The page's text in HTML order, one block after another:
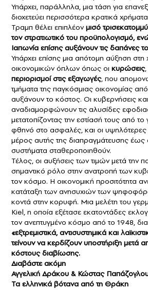
Υπάρχει, παράλληλα, μια τάση για
διοχετεύει περισσότερα κρατικά
Τραμπ θέλει επιπλέονμισό
τον στρατιωτικό του προϋπολογισμό,
Ιαπωνία επίσης αυξάνουν τις δαπάνες
Υπάρχει επίσης μια απότομη αύξηση στη
οικονομικών όπλων όπως οι κυρώσεις,
περιορισμοί στις εξαγωγές, που
τμήματα της παγκόσμιας οικονομίας
αυξάνουν το κόστος. Οι κυβερνήσεις
αναδιαμορφώνουν τις αλυσίδες
μετατοπίζοντας την εστίασή τους από
φθηνό στο ασφαλές, και οι υψηλότερες
μέρος αυτής της διαπραγμάτευσης έως
συστήματα σταθεροποιηθούν.
Τέλος, οι αυξήσεις των τιμών μετά την
σημαντικό ρόλο στην ανατροπή των
τον κόσμο. Η οικονομική προσιτότητα
κατάταξη των ανησυχιών των
κοντά στην κορυφή. Μια μελέτη του
Kiel, η οποία εξέτασε εκατοντάδες
τον ανεπτυγμένο κόσμο από το 1948,
«εξτρεμιστικά, αντισυστημικά και
τείνουν να κερδίζουν υποστήριξη μετά
κόστους διαβίωσης.
Διαβάστε ακόμη
Αγγελική Δράκου & Κώστας
Τα ελληνικά βότανα από τη Θράκη